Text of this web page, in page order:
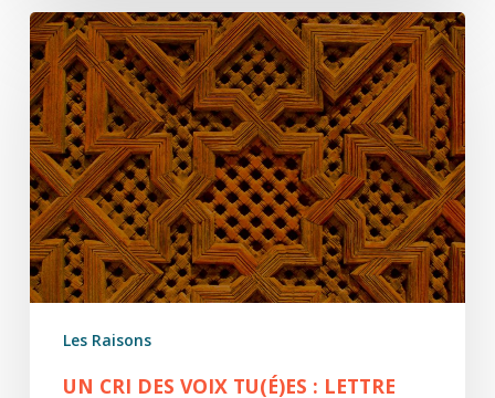
Un
cri
des
voix
tu(é)es
:
lettre
sur
Houris
de
DaoudLes Raisons
UN CRI DES VOIX TU(É)ES : LETTRE